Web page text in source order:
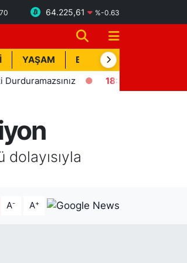
70 64.225,61 %-0.63
YAŞAM BİK İLAN
18:57 Erdemli'de Deprem!
A- A+